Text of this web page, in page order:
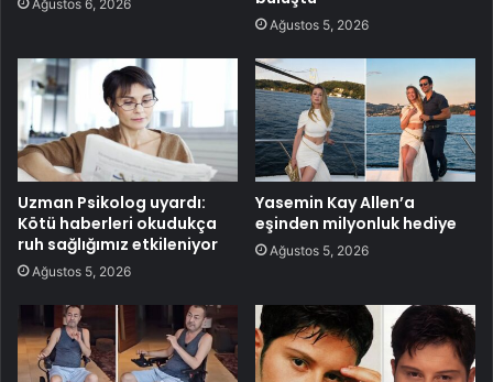
Ağustos 6, 2026
Ağustos 5, 2026
Uzman Psikolog uyardı:
Kötü haberleri okudukça
ruh sağlığımız etkileniyor
Ağustos 5, 2026
Yasemin Kay Allen’a
eşinden milyonluk hediye
Ağustos 5, 2026